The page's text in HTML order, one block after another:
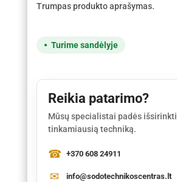
Trumpas produkto aprašymas.
Turime sandėlyje
Reikia patarimo?
Mūsų specialistai padės išsirinkti
tinkamiausią techniką.
+370 608 24911
info@sodotechnikoscentras.lt